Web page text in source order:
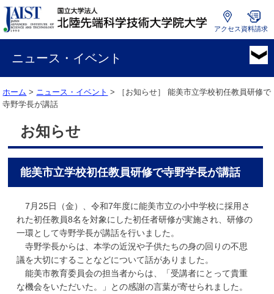
国
学
法
人
先
端
学
アクセス 資料請求
ニュース・イベント
ホーム > ニュース・イベント > ［お知らせ］能美市立学校初任教員研修で
寺野学長が講話
お知らせ
能美市立学校初任教員研修で寺野学長が講話
7月25日（金）、令和7年度に能美市立の小中学校に採用さ
れた初任教員8名を対象にした初任者研修が実施され、研修の
一環として寺野学長が講話を行いました。
寺野学長からは、本学の近況や子供たちの身の回りの不思
議を大切にすることなどについて話がありました。
能美市教育委員会の担当者からは、「受講者にとって貴重
な機会をいただいた。」との感謝の言葉が寄せられました。